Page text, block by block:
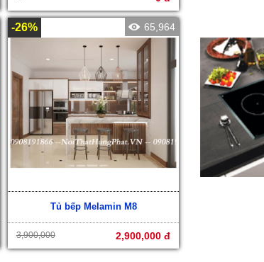
-26% 65,964
Tủ bếp Melamin M8
3,900,000 2,900,000 đ